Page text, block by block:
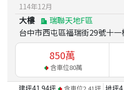
114年12月
大樓
瑞聯天地F區
台中市西屯區福瑞街29號十一
850萬
含車位80萬
建坪41.94坪 地坪